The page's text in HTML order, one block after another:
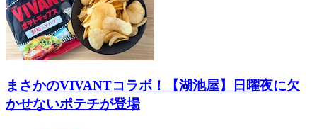
まさかのVIVANTコラボ！【湖池屋】日曜夜に欠
かせないポテチが登場